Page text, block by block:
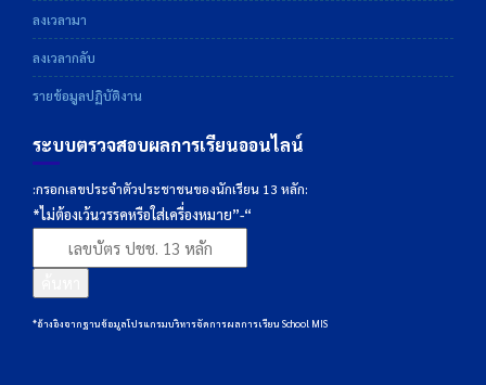
ลงเวลามา
ลงเวลากลับ
รายข้อมูลปฏิบัติงาน
ระบบตรวจสอบผลการเรียนออนไลน์
:กรอกเลขประจำตัวประชาชนของนักเรียน 13 หลัก:
*ไม่ต้องเว้นวรรคหรือใส่เครื่องหมาย”-“
*อ้างอิงจากฐานข้อมูลโปรแกรมบริหารจัดการผลการเรียน School MIS